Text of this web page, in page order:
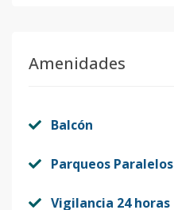
Amenidades
Balcón
Parqueos Paralelos
Vigilancia 24 horas